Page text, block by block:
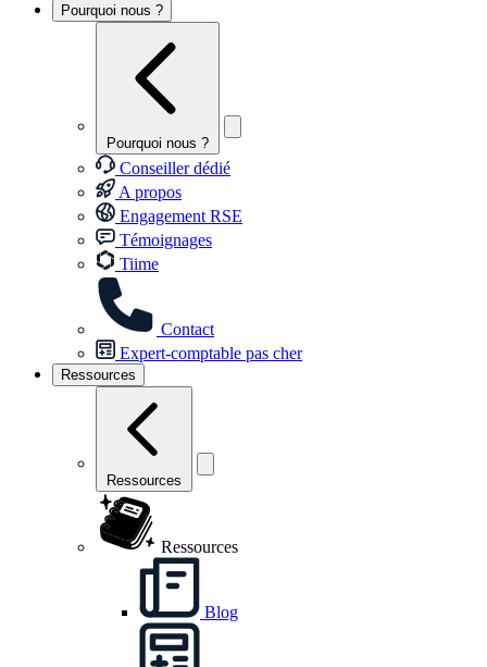
Pourquoi nous ?
Pourquoi nous ?
Conseiller dédié
A propos
Engagement RSE
Témoignages
Tiime
Contact
Expert-comptable pas cher
Ressources
Ressources
Ressources
Blog